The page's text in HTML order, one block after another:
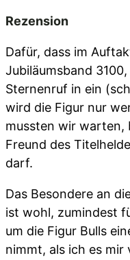
Rezension
Dafür, dass im
Jubiläumsband
Sternenruf in ein
wird die Figur nur
mussten wir warten,
Freund des
darf.
Das Besondere an
ist wohl, zumindest
um die Figur Bulls
nimmt, als ich es